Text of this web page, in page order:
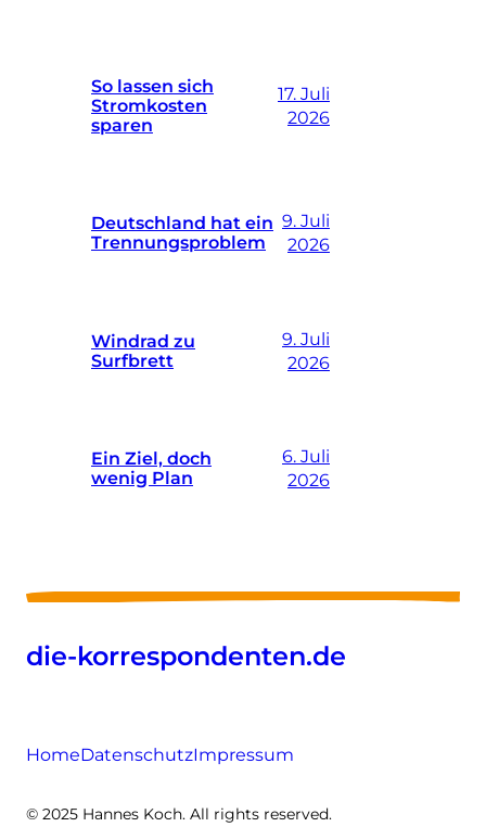
So lassen sich
Stromkosten
sparen
17. Juli
2026
Deutschland hat ein
Trennungsproblem
9. Juli
2026
Windrad zu
Surfbrett
9. Juli
2026
Ein Ziel, doch
wenig Plan
6. Juli
2026
die-korrespondenten.de
HomeDatenschutzImpressum
© 2025 Hannes Koch. All rights reserved.